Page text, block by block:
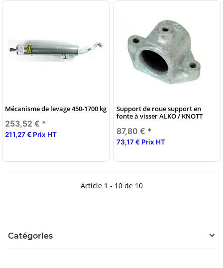
Mécanisme de levage 450-1700 kg
253,52 € *
211,27 € Prix HT
Support de roue support en
fonte à visser ALKO / KNOTT
87,80 € *
73,17 € Prix HT
Article 1 - 10 de 10
Catégories